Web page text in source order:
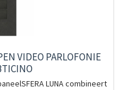
VIDEO PARLOFONIE
LUNA combineert